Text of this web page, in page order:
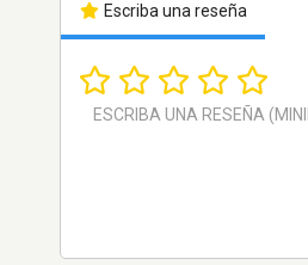
Escriba una reseña